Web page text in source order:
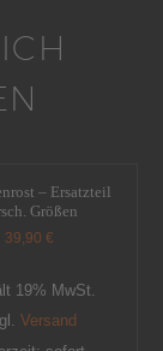
– Ersatzteil
Größen
39,90 €
19% MwSt.
Versand